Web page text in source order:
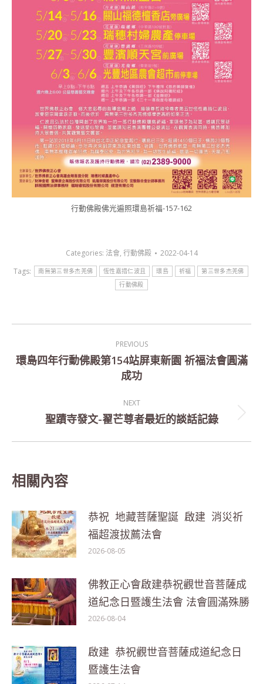
行動佛殿佛光遍照環島祈福-157-162
Categories: 法會, 行動佛殿
2022-04-14
Tags:
南無第三世多杰羌佛 恆性嘉措仁波且 環島 祈福 第三世多杰羌佛
行動佛殿
navigation
PREVIOUS
Previous
環島四年行動佛殿第154站屏東新園 祈福法會圓滿
成功
NEXT
Next
post:
聖蹟寺發文-翟芒尊者最近的談話記錄
相關內容
恭祝 地藏菩薩聖誕 啟建 消災祈
福超渡拔薦法會
2026-08-05
佛教正心會啟建恭祝觀世音菩薩成
道紀念日暨護生法會 法會圓滿殊勝
2026-08-04
啟建 恭祝觀世音菩薩成道紀念日
暨護生法會